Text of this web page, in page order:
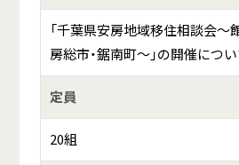
「千葉県安房地域移住相談会～
房総市・鋸南町～」の開催につ
定員
20組